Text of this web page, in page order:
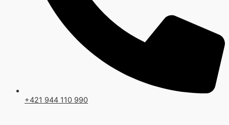
+421 944 110 990